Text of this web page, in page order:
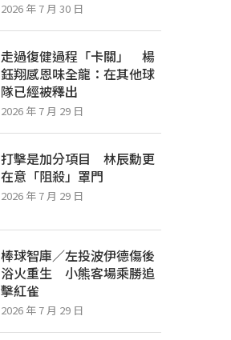
2026 年 7 月 30 日
走過復健過程「卡關」 楊
鈺翔感恩味全龍：在其他球
隊已經被釋出
2026 年 7 月 29 日
打擊是加分項目 林辰勳更
在意「阻殺」罩門
2026 年 7 月 29 日
棒球智庫／左投波伊德傷後
浴火重生 小熊客場乘勝追
擊紅雀
2026 年 7 月 29 日